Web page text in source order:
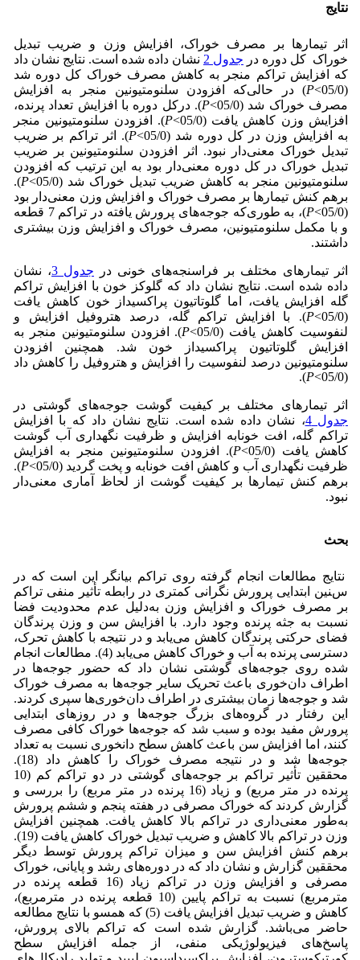
نتایج
اثر تیمارها بر مصرف خوراک، افزایش وزن و ضریب تبدیل
خوراک کل دوره در جدول 2
نشان داده شده است. نتایج نشان داد
که افزایش تراکم منجر به کاهش مصرف خوراک کل دوره شد
(05/0>
P) در حالی‌که افزودن سلنومتیونین منجر به افزایش
مصرف خوراک شد (05/0>
P). درکل دوره با افزایش تعداد پرنده،
افزایش وزن کاهش یافت (05/0>
P). افزودن سلنومتیونین منجر
به افزایش وزن در کل دوره شد (05/0>
P). اثر تراکم بر ضریب
تبدیل خوراک معنی‌دار نبود. اثر افزودن سلنومتیونین بر ضریب
تبدیل خوراک در کل دوره معنی‌دار بود به این ترتیب که افزودن
سلنومتیونین منجر به کاهش ضریب تبدیل خوراک شد (05/0>
P
).
برهم کنش تیمارها بر مصرف خوراک و افزایش وزن معنی‌دار بود
(05/0>
P
)، به طوری‌که جوجه‌های پرورش یافته در تراکم 7 قطعه
و با مکمل سلنومتیونین، مصرف خوراک و افزایش وزن بیشتری
داشتند.
اثر تیمارهای مختلف بر فراسنجه‌های خونی در جدول 3
، نشان
داده شده است. نتایج نشان داد که گلوکز خون با افزایش تراکم
گله افزایش یافت، اما گلوتاتیون پراکسیداز خون کاهش یافت
(05/0>
P). با افزایش تراکم گله، درصد هتروفیل افزایش و
لنفوسیت کاهش یافت (05/0>
P). افزودن سلنومتیونین منجر به
افزایش گلوتاتیون پراکسیداز خون شد. همچنین افزودن
سلنومتیونین درصد لنفوسیت را افزایش و هتروفیل را کاهش داد
(05/0>
P
).
اثر تیمارهای مختلف بر کیفیت گوشت جوجه‌های گوشتی در
جدول 4 ، نشان داده شده است. نتایج نشان داد که با افزایش
تراکم گله، افت خونابه افزایش و ظرفیت نگهداری آب گوشت
کاهش یافت (05/0>
P). افزودن سلنومتیونین منجر به افزایش
ظرفیت نگهداری آب و کاهش افت خونابه و پخت گردید (05/0>
P
).
برهم کنش تیمارها بر کیفیت گوشت از لحاظ آماری معنی‌دار
نبود.
بحث
نتایج مطالعات انجام گرفته روی تراکم بیانگر این است که در
سنین ابتدایی پرورش نگرانی کمتری در رابطه تأثیر منفی تراکم
بر مصرف خوراک و افزایش وزن به‌دلیل عدم محدودیت فضا
نسبت به جثه پرنده وجود دارد. با افزایش سن و وزن پرندگان
فضای حرکتی پرندگان کاهش می‌یابد و در نتیجه با کاهش تحرک،
دسترسی پرنده به آب و خوراک کاهش می‌یابد (4). مطالعات انجام
شده روی جوجه‌های گوشتی نشان داد که حضور جوجه‌ها در
اطراف دان‌خوری باعث تحریک سایر جوجه‌ها به مصرف خوراک
شد و جوجه‌ها زمان بیشتری در اطراف دان‌خوری‌ها سپری کردند.
این رفتار در گروه‌های بزرگ جوجه‌ها و در روزهای ابتدایی
پرورش مفید بوده و سبب شد که جوجه‌ها خوراک کافی مصرف
کنند، اما افزایش سن باعث کاهش سطح دانخوری نسبت به تعداد
جوجه‌ها شد و در نتیجه مصرف خوراک را کاهش ‌داد (18).
محققین تأثیر تراکم بر جوجه‌های گوشتی در دو تراکم کم (10
پرنده در متر مربع) و زیاد (16 پرنده در متر مربع) را بررسی و
گزارش کردند که خوراک مصرفی در هفته پنجم و ششم پرورش
به‌طور معنی‌داری در تراکم بالا کاهش یافت. همچنین افزایش
وزن در تراکم بالا کاهش و ضریب تبدیل خوراک کاهش یافت (19).
برهم کنش افزایش سن و میزان تراکم پرورش توسط دیگر
محققین گزارش و نشان داد که در دوره‌های رشد و پایانی، خوراک
مصرفی و افزایش وزن در تراکم زیاد (16 قطعه پرنده در
مترمربع) نسبت به تراکم پایین (10 قطعه پرنده در مترمربع)،
کاهش و ضریب تبدیل افزایش یافت (5) که همسو با نتایج مطالعه
حاضر می‌باشد. گزارش‌ شده است که تراکم بالای پرورش،
پاسخ‌های فیزیولوژیکی منفی، از جمله افزایش سطح